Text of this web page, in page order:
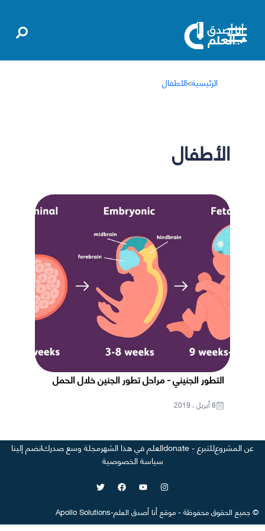
الرئيسية>الأطفال
الأطفال
التطور الجنيني - مراحل تطور الجنين خلال الحمل
8 أبريل ، 2019
عن المشروعللتبرع - donate العلم في هذا الشهرمجلة وسع صدركانضم إلينا
سياسة الخصوصية
©جميع الحقوق محفوظة-موقع أنا أصدق العلم-
Apollo Solutions